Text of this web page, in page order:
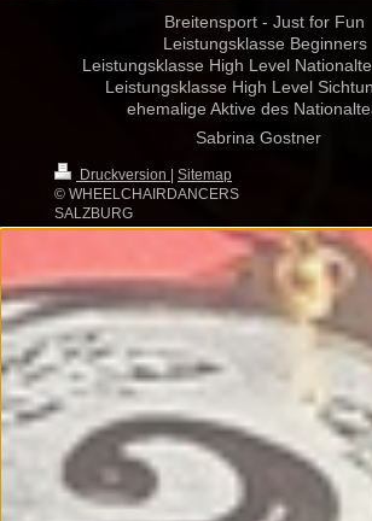
Breitensport - Just for Fun
Leistungsklasse Beginners
Leistungsklasse High Level
Leistungsklasse High Level
ehemalige Aktive des
Sabrina Gostner
Druckversion | Sitemap
© WHEELCHAIRDANCERS
SALZBURG